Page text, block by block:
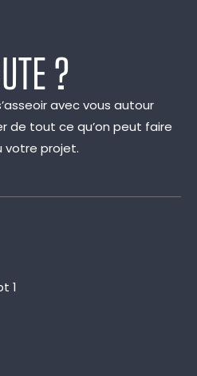
?
avec vous autour
de tout ce qu’on peut faire
votre projet.
1